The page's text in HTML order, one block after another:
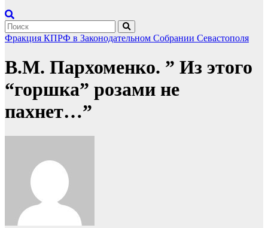
Фракция КПРФ в Законодательном Собрании Севастополя
В.М. Пархоменко. ” Из этого
“горшка” розами не
пахнет…”